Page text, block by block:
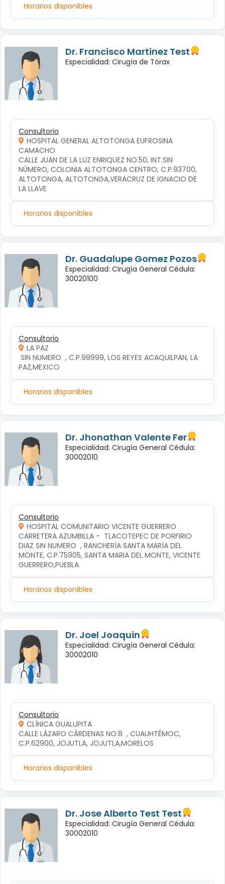
Horarios disponibles
Dr. Francisco Martinez Test
Especialidad: Cirugía de Tórax
Consultorio
HOSPITAL GENERAL ALTOTONGA EUFROSINA
CAMACHO
CALLE JUAN DE LA LUZ ENRIQUEZ NO.50, INT.SIN
NÚMERO, COLONIA ALTOTONGA CENTRO, C.P.93700,
ALTOTONGA, ALTOTONGA,VERACRUZ DE IGNACIO DE
LA LLAVE
Horarios disponibles
Dr. Guadalupe Gomez Pozos
Especialidad: Cirugía General Cédula:
30020100
Consultorio
LA PAZ
PAZ,MEXICO
Horarios disponibles
Dr. Jhonathan Valente Fer
Especialidad: Cirugía General Cédula:
30002010
Consultorio
HOSPITAL COMUNITARIO VICENTE GUERRERO
CARRETERA AZUMBILLA -  TLACOTEPEC DE PORFIRIO
DIAZ SIN NUMERO  , RANCHERÍA SANTA MARÍA DEL
MONTE, C.P.75905, SANTA MARIA DEL MONTE, VICENTE
GUERRERO,PUEBLA
Horarios disponibles
Dr. Joel Joaquin
Especialidad: Cirugía General Cédula:
30002010
Consultorio
CLÍNICA GUALUPITA
CALLE LÁZARO CÁRDENAS NO.8  , CUAUHTÉMOC,
C.P.62900, JOJUTLA, JOJUTLA,MORELOS
Horarios disponibles
Dr. Jose Alberto Test Test
Especialidad: Cirugía General Cédula:
30002010